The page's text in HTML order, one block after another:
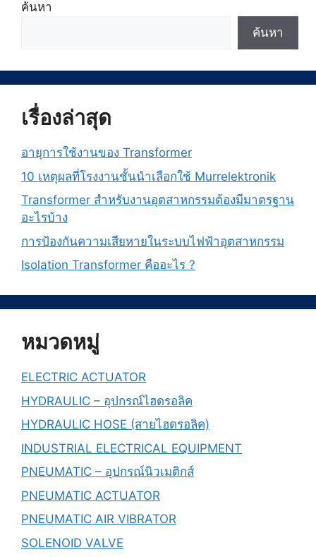
ค้นหา
ค้นหา
เรื่องล่าสุด
อายุการใช้งานของ Transformer
10 เหตุผลที่โรงงานชั้นนำเลือกใช้ Murrelektronik
Transformer สำหรับงานอุตสาหกรรมต้องมีมาตรฐาน
อะไรบ้าง
การป้องกันความเสียหายในระบบไฟฟ้าอุตสาหกรรม
Isolation Transformer คืออะไร ?
หมวดหมู่
ELECTRIC ACTUATOR
HYDRAULIC – อุปกรณ์ไฮดรอลิค
HYDRAULIC HOSE (สายไฮดรอลิค)
INDUSTRIAL ELECTRICAL EQUIPMENT
PNEUMATIC – อุปกรณ์นิวเมติกส์
PNEUMATIC ACTUATOR
PNEUMATIC AIR VIBRATOR
SOLENOID VALVE